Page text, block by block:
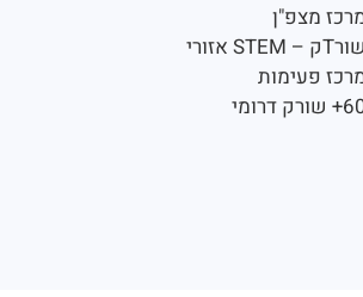
מצפ"ן
שורTק – STEM אזורי
פעימות
דרומי